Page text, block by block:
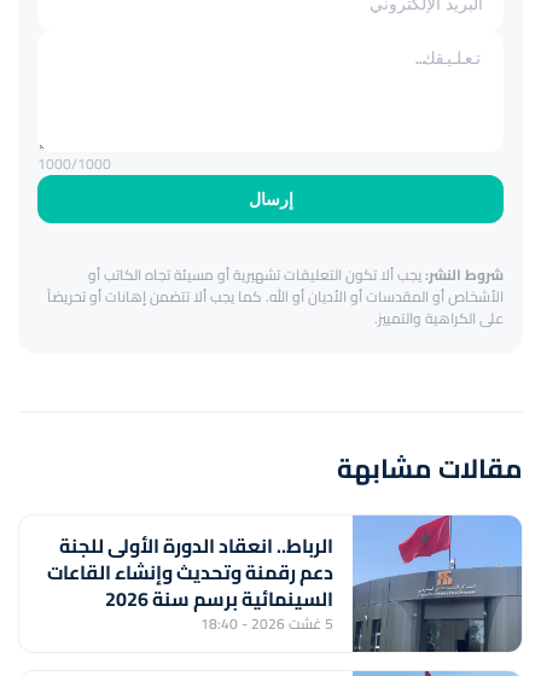
إرسال
1000/1000
شروط النشر:يجب ألا تكون التعليقات تشهيرية أو مسيئة تجاه الكاتب أو
الأشخاص أو المقدسات أو الأديان أو الله. كما يجب ألا تتضمن إهانات أو تحريضاً
على الكراهية والتمييز.
مقالات مشابهة
الرباط.. انعقاد الدورة الأولى للجنة
دعم رقمنة وتحديث وإنشاء القاعات
السينمائية برسم سنة 2026
5 غشت 2026 - 18:40